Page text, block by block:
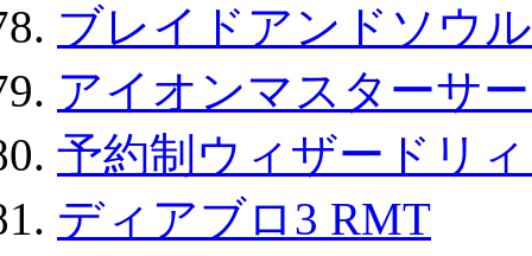
ブレイドアンドソウ
アイオンマスターサ
予約制ウィザードリ
ディアブロ3 RMT